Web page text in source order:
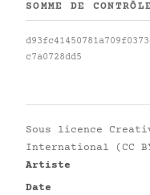
SOMME DE
c7a0728dd5
Sous licence
International (CC
Artiste
Date